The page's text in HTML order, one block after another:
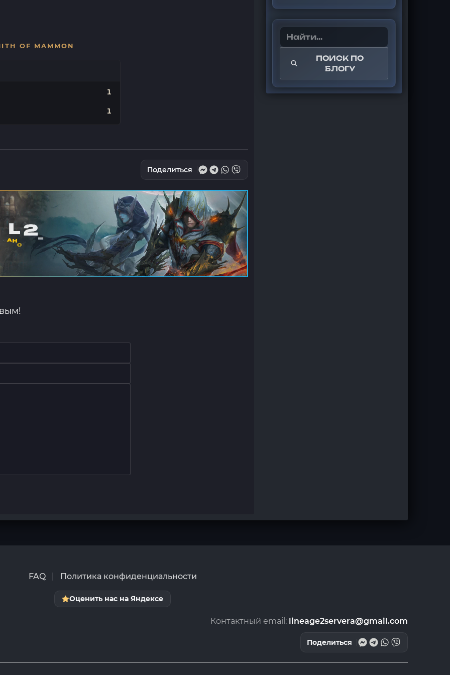
OF MAMMON
1
1
Поделиться
ПОИСК ПО
БЛОГУ
FAQ Политика конфиденциальности
Оценить нас на Яндексе
Контактный email: lineage2servera@gmail.com
Поделиться